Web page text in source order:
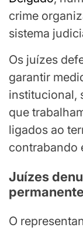
crime
sistema
Os juízes
garantir
institucional,
que
ligados ao
contrabando
Juízes
permanente
O